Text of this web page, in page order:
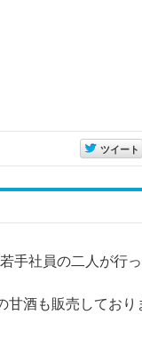
entry10538
ツイート
手社員の二人が行
酒も販売しており